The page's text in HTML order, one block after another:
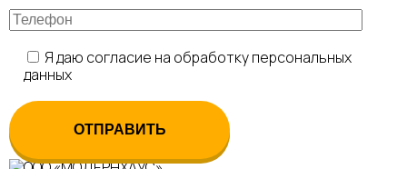
Я даю согласие на обработку персональных
данных